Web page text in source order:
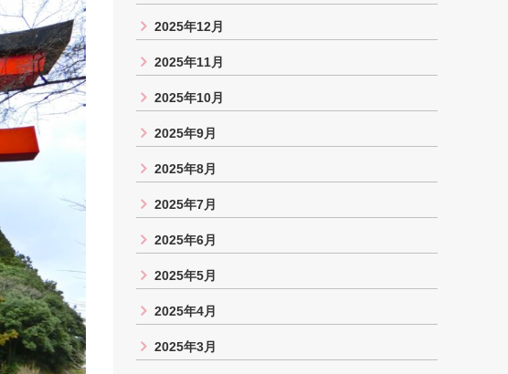
2025年12月
2025年11月
2025年10月
2025年9月
2025年8月
2025年7月
2025年6月
2025年5月
2025年4月
2025年3月